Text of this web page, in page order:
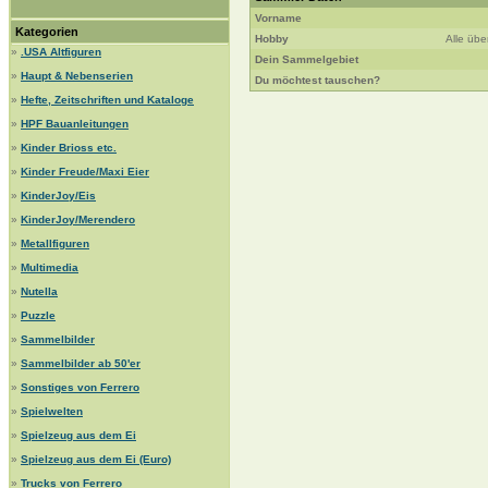
Kategorien
»
.USA Altfiguren
» Haupt & Nebenserien
» Hefte, Zeitschriften und Kataloge
» HPF Bauanleitungen
» Kinder Brioss etc.
» Kinder Freude/Maxi Eier
» KinderJoy/Eis
» KinderJoy/Merendero
» Metallfiguren
» Multimedia
» Nutella
» Puzzle
» Sammelbilder
» Sammelbilder ab 50'er
» Sonstiges von Ferrero
» Spielwelten
» Spielzeug aus dem Ei
» Spielzeug aus dem Ei (Euro)
» Trucks von Ferrero
Vorname
Hobby
Alle
Dein Sammelgebiet
Du möchtest tauschen?